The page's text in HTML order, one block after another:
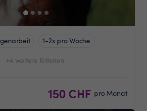
1-2x pro Woche
+4 weitere Kriterien
150 CHF pro Monat